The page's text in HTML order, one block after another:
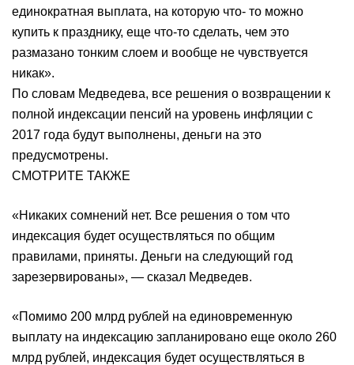
единократная выплата, на которую что- то можно
купить к празднику, еще что-то сделать, чем это
размазано тонким слоем и вообще не чувствуется
никак».
По словам Медведева, все решения о возвращении к
полной индексации пенсий на уровень инфляции с
2017 года будут выполнены, деньги на это
предусмотрены.
СМОТРИТЕ ТАКЖЕ
«Никаких сомнений нет. Все решения о том что
индексация будет осуществляться по общим
правилами, приняты. Деньги на следующий год
зарезервированы», — сказал Медведев.
«Помимо 200 млрд рублей на единовременную
выплату на индексацию запланировано еще около 260
млрд рублей, индексация будет осуществляться в